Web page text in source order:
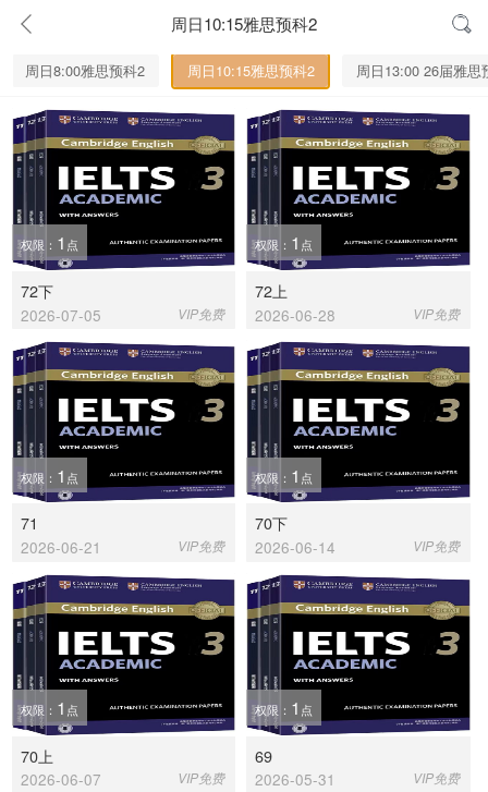
周日10:15雅思预科2
周日8:00雅思预科2 周日10:15雅思预科2 周日13:00 26届雅思
权限： 1 点
72下
2026-07-05 VIP免费
权限： 1 点
72上
2026-06-28 VIP免费
权限： 1 点
71
2026-06-21 VIP免费
权限： 1 点
70下
2026-06-14 VIP免费
权限： 1 点
70上
2026-06-07 VIP免费
权限： 1 点
69
2026-05-31 VIP免费